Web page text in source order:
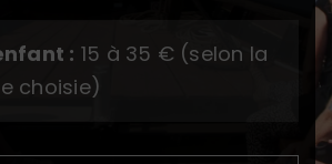
: 15 à 35 € (selon la
choisie)